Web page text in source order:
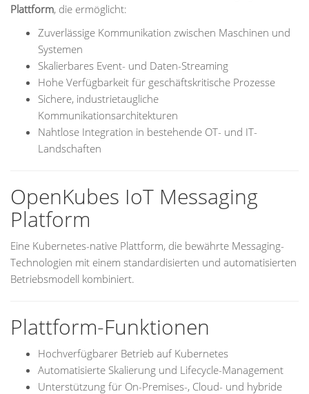
Plattform, die ermöglicht:
Zuverlässige Kommunikation zwischen Maschinen und
Systemen
Skalierbares Event- und Daten-Streaming
Hohe Verfügbarkeit für geschäftskritische Prozesse
Sichere, industrietaugliche
Kommunikationsarchitekturen
Nahtlose Integration in bestehende OT- und IT-
Landschaften
OpenKubes IoT Messaging
Platform
Eine Kubernetes-native Plattform, die bewährte Messaging-
Technologien mit einem standardisierten und automatisierten
Betriebsmodell kombiniert.
Plattform-Funktionen
Hochverfügbarer Betrieb auf Kubernetes
Automatisierte Skalierung und Lifecycle-Management
Unterstützung für On-Premises-, Cloud- und hybride